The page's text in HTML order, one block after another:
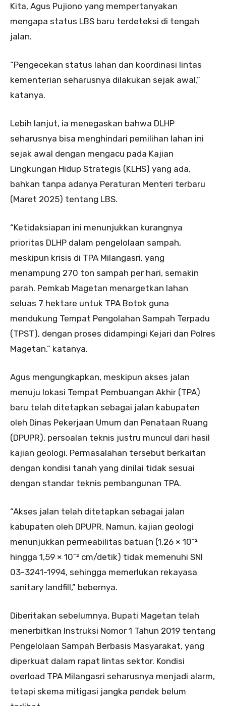
Kita, Agus Pujiono yang mempertanyakan
mengapa status LBS baru terdeteksi di tengah
jalan.
“Pengecekan status lahan dan koordinasi lintas
kementerian seharusnya dilakukan sejak awal,”
katanya.
Lebih lanjut, ia menegaskan bahwa DLHP
seharusnya bisa menghindari pemilihan lahan ini
sejak awal dengan mengacu pada Kajian
Lingkungan Hidup Strategis (KLHS) yang ada,
bahkan tanpa adanya Peraturan Menteri terbaru
(Maret 2025) tentang LBS.
“Ketidaksiapan ini menunjukkan kurangnya
prioritas DLHP dalam pengelolaan sampah,
meskipun krisis di TPA Milangasri, yang
menampung 270 ton sampah per hari, semakin
parah. Pemkab Magetan menargetkan lahan
seluas 7 hektare untuk TPA Botok guna
mendukung Tempat Pengolahan Sampah Terpadu
(TPST), dengan proses didampingi Kejari dan Polres
Magetan,” katanya.
Agus mengungkapkan, meskipun akses jalan
menuju lokasi Tempat Pembuangan Akhir (TPA)
baru telah ditetapkan sebagai jalan kabupaten
oleh Dinas Pekerjaan Umum dan Penataan Ruang
(DPUPR), persoalan teknis justru muncul dari hasil
kajian geologi. Permasalahan tersebut berkaitan
dengan kondisi tanah yang dinilai tidak sesuai
dengan standar teknis pembangunan TPA.
“Akses jalan telah ditetapkan sebagai jalan
kabupaten oleh DPUPR. Namun, kajian geologi
menunjukkan permeabilitas batuan (1,26 × 10⁻²
hingga 1,59 × 10⁻² cm/detik) tidak memenuhi SNI
03-3241-1994, sehingga memerlukan rekayasa
sanitary landfill,” bebernya.
Diberitakan sebelumnya, Bupati Magetan telah
menerbitkan Instruksi Nomor 1 Tahun 2019 tentang
Pengelolaan Sampah Berbasis Masyarakat, yang
diperkuat dalam rapat lintas sektor. Kondisi
overload TPA Milangasri seharusnya menjadi alarm,
tetapi skema mitigasi jangka pendek belum